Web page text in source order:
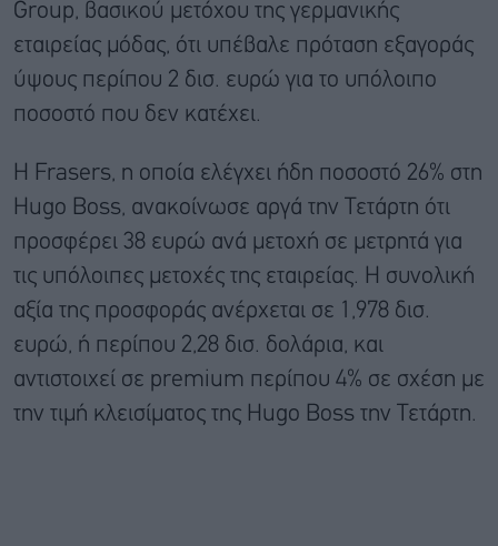
Group, βασικού μετόχου της γερμανικής
εταιρείας μόδας, ότι υπέβαλε πρόταση εξαγοράς
ύψους περίπου 2 δισ. ευρώ για το υπόλοιπο
ποσοστό που δεν κατέχει.
Η Frasers, η οποία ελέγχει ήδη ποσοστό 26% στη
Hugo Boss, ανακοίνωσε αργά την Τετάρτη ότι
προσφέρει 38 ευρώ ανά μετοχή σε μετρητά για
τις υπόλοιπες μετοχές της εταιρείας. Η συνολική
αξία της προσφοράς ανέρχεται σε 1,978 δισ.
ευρώ, ή περίπου 2,28 δισ. δολάρια, και
αντιστοιχεί σε premium περίπου 4% σε σχέση με
την τιμή κλεισίματος της Hugo Boss την Τετάρτη.